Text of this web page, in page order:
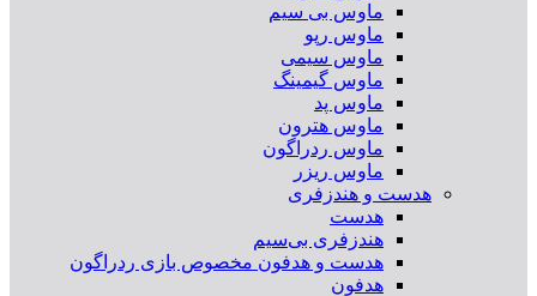
ماوس بی سیم
ماوس رپو
ماوس سیمی
ماوس گیمینگ
ماوس پد
ماوس هترون
ماوس ردراگون
ماوس ریزر
هدست و هندزفری
هدست
هندزفری بی‌سیم
هدست و هدفون مخصوص بازی ردراگون
هدفون